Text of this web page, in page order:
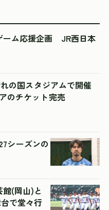
ーム応援企画 JR西日本
の国スタジアムで開催
のチケット完売
シーズンの
(岡山)と
で堂々行